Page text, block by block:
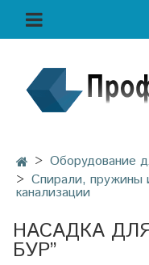
Оборудование
Спирали, пружины
канализации
НАСАДКА
БУР”